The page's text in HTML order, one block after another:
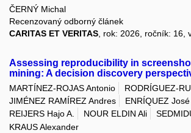
ČERNÝ Michal
Recenzovaný odborný článek
CARITAS ET VERITAS , rok: 2026, ročník: 16,
Assessing reproducibility in
mining: A decision discovery
MARTÍNEZ-ROJAS Antonio
RODRÍGUEZ-
JIMÉNEZ RAMÍREZ Andres
ENRÍQUEZ
REIJERS Hajo A.
NOUR ELDIN Ali
KRAUS Alexander